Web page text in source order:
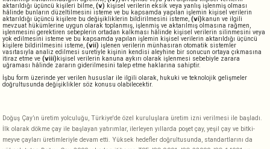
aktarıldığı üçüncü kişileri bilme, (v) kişisel verilerin eksik veya yanlış işlenmiş olması
hâlinde bunların düzeltilmesini isteme ve bu kapsamda yapılan işlemin kişisel verilerin
aktarıldığı üçüncü kişilere bu değişikliklerin bildirilmesini isteme, (vi) kanun ve ilgili
mevzuat hükümlerine uygun olarak toplanmış, işlenmiş ve aktarılmış olmasına rağmen,
işlenmesini gerektiren sebeplerin ortadan kalkması hâlinde kişisel verilerin silinmesini veya
yok edilmesini isteme ve bu kapsamda yapılan işlemin kişisel verilerin aktarıldığı üçüncü
kişilere bildirilmesini isteme, (vii) işlenen verilerin münhasıran otomatik sistemler
vasıtasıyla analiz edilmesi suretiyle kişinin kendisi aleyhine bir sonucun ortaya çıkmasına
itiraz etme ve (viii) kişisel verilerin kanuna aykırı olarak işlenmesi sebebiyle zarara
uğraması hâlinde zararın giderilmesini talep etme haklarına sahiptir.
İşbu form üzerinde yer verilen hususlar ile ilgili olarak, hukuki ve teknolojik gelişmeler
doğrultusunda değişiklikler söz konusu olabilecektir.
Doğuş Çay’ın üretim yolculuğu, Türkiye'de özel kuruluşlara üretim izni verilmesi ile başladı.
İlk olarak dökme çay ile başlayan yatırımlar, ilerleyen yıllarda poşet çay, yeşil çay ve bitki-
meyve çayları üretimleriyle devam etti. Yüksek hedefler doğrultusunda, standartlarını da